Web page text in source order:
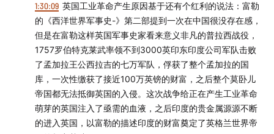
1:30:09 英国工业革命产生原因基于还有个红利的说法：富勒
的《西洋世界军事史-》第二部提到一次在中国很没存在感，
但是在富勒这样英国军事史家看来意义非凡的普拉西战役，
1757罗伯特克莱武率领不到3000英印东印度公司军队击败
了孟加拉王公西拉吉的七万军队，俘获了整个孟加拉的国
库，一次性缴获了接近100万英镑的财富，之后整个莫卧儿
帝国都无法抵御英国的入侵。这次战争给正在产生工业革命
萌芽的英国注入了亟需的血液，之后印度的贵金属源源不断
的进入英国，以富勒的描述印度的财富奠定了英格兰世界帝